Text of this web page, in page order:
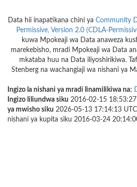
Data hii inapatikana chini ya Community
Permissive, Version 2.0 (CDLA-
kuwa Mpokeaji wa Data anaweza
marekebisho, mradi Mpokeaji wa Data
mkataba huu na Data iliyoshirikiwa.
Stenberg na wachangiaji wa nishani ya
Ingizo la nishani ya mradi linamilikiwa na:
Ingizo liliundwa siku 2016-02-15 18:53:27
ya mwisho siku 2026-05-13 17:14:13
nishani ya kupita siku 2016-03-24